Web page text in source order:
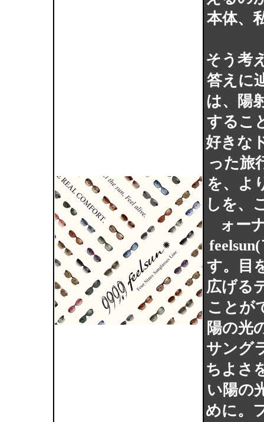
本体、
そう考
答えに
は、陽
するこ
好きな
った旅
を、よ
しを、
ォー
す。目
広げる
ことが
陽の光
サング
ちよさ
い陽の
めに。